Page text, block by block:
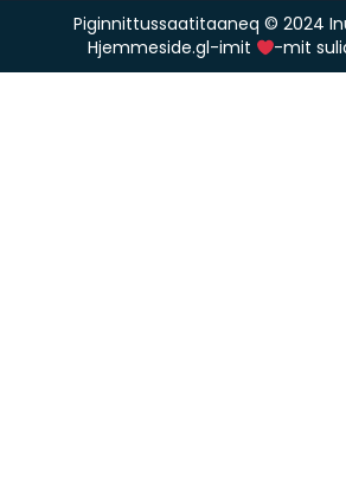
Piginnittussaatitaaneq © 2024
Hjemmeside.gl-imit
-mit